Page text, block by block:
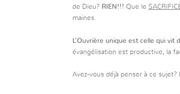
de Dieu? RIEN!!! Que le
maines.
L’Ouvrière unique est celle qui vit
évangélisation est productive, la
Avez-vous déjà penser à ce